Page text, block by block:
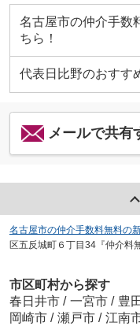
名古屋市の仲介手数
ちら！
代表日比野のおすす
メールで共有
名古屋市の仲介手数料無料の
区五反城町６丁目34『仲介料
市区町村から探す
春日井市 / 一宮市 / 豊
岡崎市 / 瀬戸市 / 江南